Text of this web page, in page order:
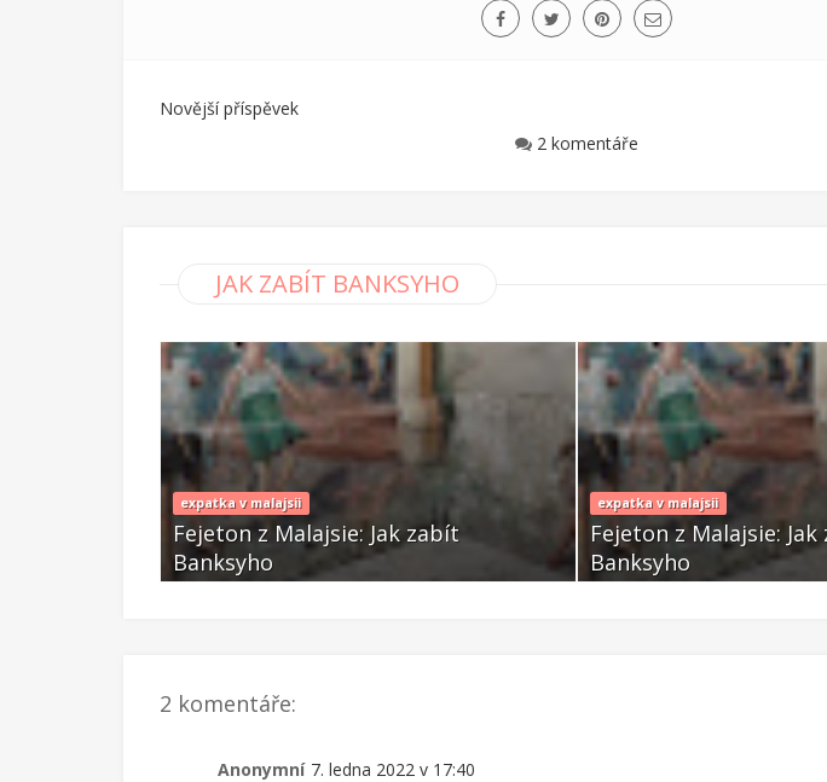
Novější příspěvek
2 komentáře
JAK ZABÍT BANKSYHO
expatka v malajsii
Fejeton z Malajsie: Jak zabít
Banksyho
expatka v malajsii
Fejeton z Malajsie:
Banksyho
2 komentáře:
Anonymní 7. ledna 2022 v 17:40